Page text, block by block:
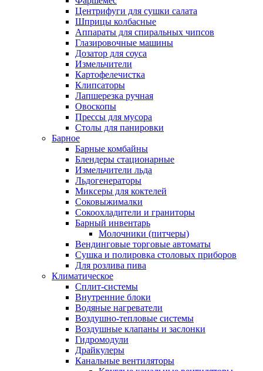
Центрифуги для сушки салата
Шприцы колбасные
Аппараты для спиральных чипсов
Глазировочные машины
Дозатор для соуса
Измельчители
Картофелечистка
Клипсаторы
Лапшерезка ручная
Овоскопы
Прессы для мусора
Столы для панировки
Барное
Барные комбайны
Блендеры стационарные
Измельчители льда
Льдогенераторы
Миксеры для коктелей
Соковыжималки
Сокоохладители и граниторы
Барный инвентарь
Молочники (питчеры)
Вендинговые торговые автоматы
Сушка и полировка столовых приборов
Для розлива пива
Климатическое
Сплит-системы
Внутренние блоки
Водяные нагреватели
Воздушно-тепловые системы
Воздушные клапаны и заслонки
Гидромодули
Драйкулеры
Канальные вентиляторы